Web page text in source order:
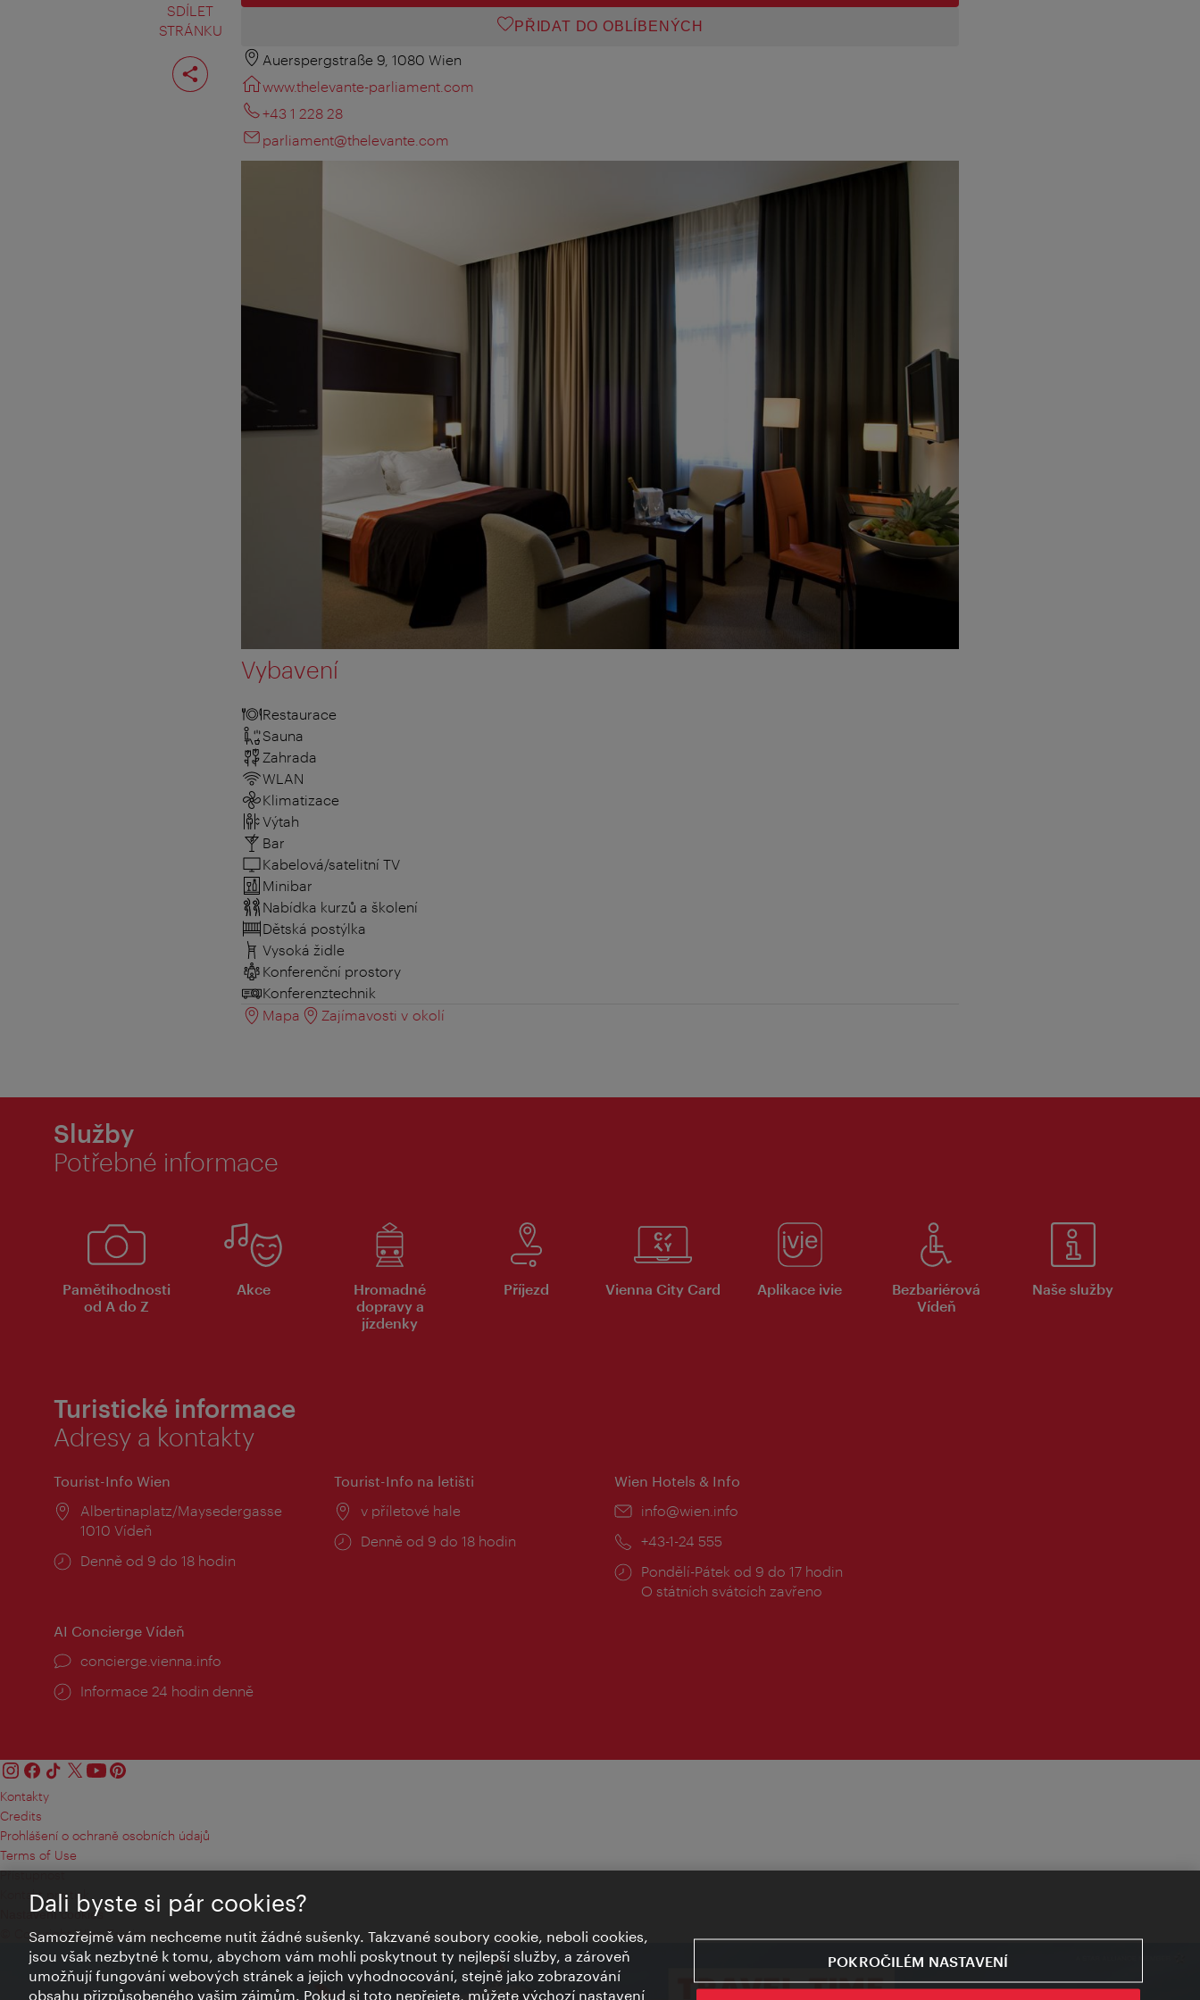
SDÍLET
STRÁNKU
Rozdělit
stranu
PŘIDAT DO OBLÍBENÝCH
Auerspergstraße 9, 1080 Wien
www.thelevante-parliament.com
+43 1 228 28
parliament@thelevante.com
Vybavení
Restaurace
Sauna
Zahrada
WLAN
Klimatizace
Výtah
Bar
Kabelová/satelitní TV
Minibar
Nabídka kurzů a školení
Dětská postýlka
Vysoká židle
Konferenční prostory
Konferenztechnik
Mapa
Zajímavosti v okolí
Služby
Potřebné informace
Pamětihodnosti
od A do Z
Akce
Hromadné
dopravy a
jízdenky
Příjezd Vienna City Card Aplikace ivie
Bezbariérová
Vídeň
Naše služby
Turistické informace
Adresy a kontakty
Tourist-Info Wien
Místo:
Albertinaplatz/Maysedergasse
1010 Vídeň
Provozní
Denně od 9 do 18 hodin
Tourist-Info na letišti
Místo:
v příletové hale
Provozní
Denně od 9 do 18 hodin
Wien Hotels & Info
E-
info@wien.info
Telefon:
+43-1-24 555
Provozní
doba:
Pondělí-Pátek od 9 do 17 hodin
O státních svátcích zavřeno
AI Concierge Vídeň
concierge.vienna.info
Informace 24 hodin denně
Kontakty
Credits
Prohlášení o ochraně osobních údajů
Terms of Use
Přístupnost
Kontakt pro tisk
Nastavení cookies
© Copyright Wien Tourismus
Dali byste si pár cookies?
Samozřejmě vám nechceme nutit žádné sušenky. Takzvané soubory cookie, neboli cookies,
jsou však nezbytné k tomu, abychom vám mohli poskytnout ty nejlepší služby, a zároveň
umožňují fungování webových stránek a jejich vyhodnocování, stejně jako zobrazování
obsahu přizpůsobeného vašim zájmům. Pokud si toto nepřejete, můžete výchozí nastavení
POKROČILÉM NASTAVENÍ